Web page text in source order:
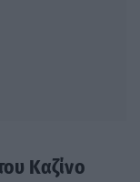
Καζίνο